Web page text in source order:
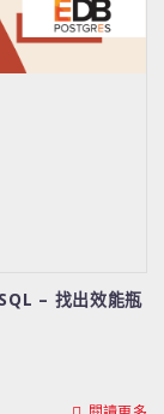
– 找出效能瓶